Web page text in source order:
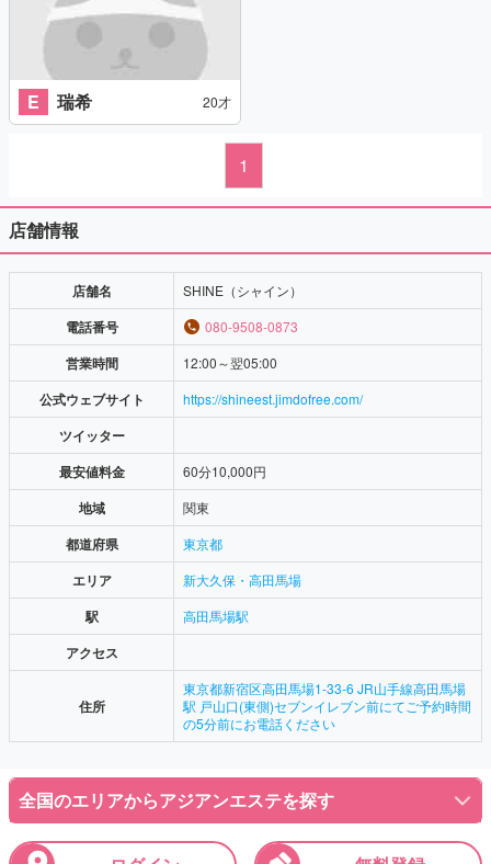
E 瑞希 20才
1
店舗情報
店舗名 SHINE（シャイン）
電話番号 080-9508-0873
営業時間 12:00～翌05:00
公式ウェブサイト https://shineest.jimdofree.com/
ツイッター
最安値料金
60分10,000円
地域 関東
都道府県 東京都
エリア 新大久保・高田馬場
駅 高田馬場駅
アクセス
住所
東京都新宿区高田馬場1-33-6 JR山手線高田馬場
駅 戸山口(東側)セブンイレブン前にてご予約時間
の5分前にお電話ください
全国のエリアからアジアンエステを探す